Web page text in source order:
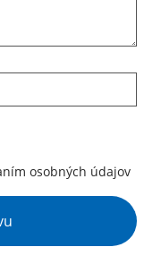
osobných údajov